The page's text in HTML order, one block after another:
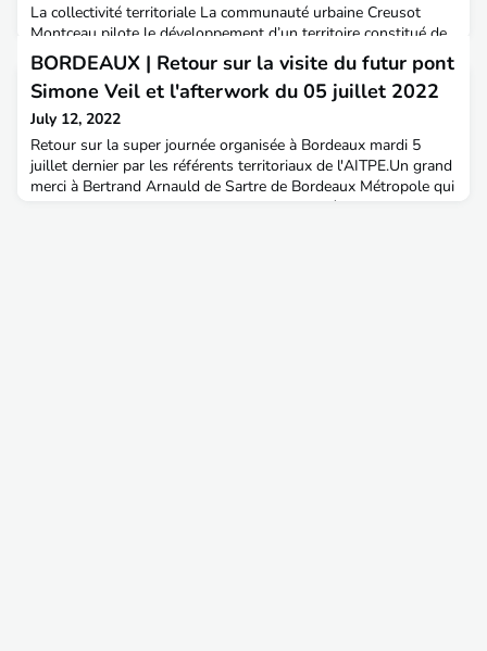
La collectivité territoriale La communauté urbaine Creusot
Montceau pilote le développement d’un territoire constitué de
34 communes et compte 97000 habitants. Située en
Bourgogne du Sud, la communauté urbaine Creusot Montceau
appartient à l’arc urbain qui structure, de Dijon à Chalon-sur-
Saône, la région Bourgogne-Franche Comté. Elle est desservie
par des axes de communication privilégiés grâce à
BORDEAUX | Retour sur la visite du futur pont
Simone Veil et l'afterwork du 05 juillet 2022
July 12, 2022
Retour sur la super journée organisée à Bordeaux mardi 5
juillet dernier par les référents territoriaux de l'AITPE.Un grand
merci à Bertrand Arnauld de Sartre de Bordeaux Métropole qui
a permis la visite du pont Simone Veil.Nous étions une